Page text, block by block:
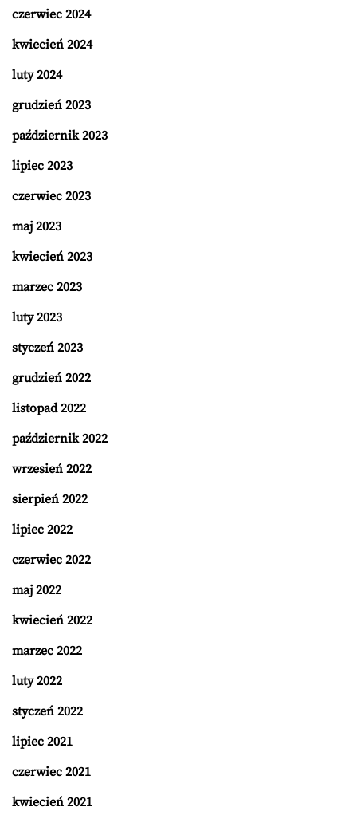
czerwiec 2024
kwiecień 2024
luty 2024
grudzień 2023
październik 2023
lipiec 2023
czerwiec 2023
maj 2023
kwiecień 2023
marzec 2023
luty 2023
styczeń 2023
grudzień 2022
listopad 2022
październik 2022
wrzesień 2022
sierpień 2022
lipiec 2022
czerwiec 2022
maj 2022
kwiecień 2022
marzec 2022
luty 2022
styczeń 2022
lipiec 2021
czerwiec 2021
kwiecień 2021